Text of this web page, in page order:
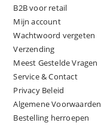
B2B voor retail
Mijn account
Wachtwoord vergeten
Verzending
Meest Gestelde Vragen
Service & Contact
Privacy Beleid
Algemene Voorwaarden
Bestelling herroepen